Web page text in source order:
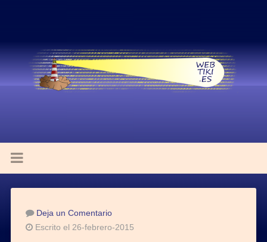
Deja un Comentario
Escrito el 26-febrero-2015